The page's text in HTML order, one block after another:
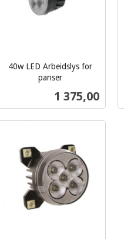
40w LED Arbeidslys for
panser
Pris
1 375,00